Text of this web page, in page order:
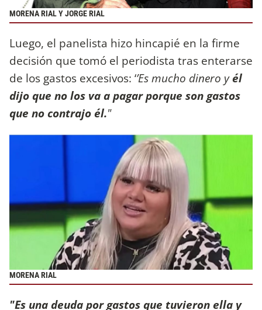
MORENA RIAL Y JORGE RIAL
Luego, el panelista hizo hincapié en la firme
decisión que tomó el periodista tras enterarse
de los gastos excesivos: ‘’Es mucho dinero yél
dijo que no los va a pagar porque son gastos
que no contrajo él."
MORENA RIAL
"Es una deuda por gastos que tuvieron ella y